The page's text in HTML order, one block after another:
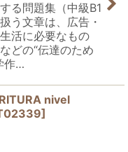
る問題集（中級B1
う文章は、広告・
活に必要なもの
どの“伝達のため
作…
nivel
]